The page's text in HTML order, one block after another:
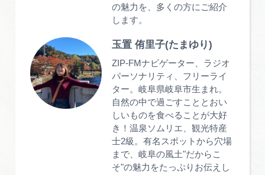
の魅力を、多くの方にご紹介
します。
玉置 侑里子(たまゆり)
ZIP-FMナビゲーター、ラジオ
パーソナリティ、フリーライ
ター。岐阜県岐阜市生まれ。
自然の中で過ごすこととおい
しいものを食べることが大好
き！温泉ソムリエ、観光特産
士2級。有名スポットから穴場
まで、岐阜の風土"だからこ
そ"の魅力をたっぷりお伝えし